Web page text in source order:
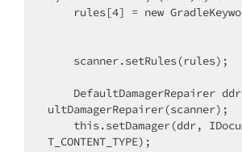
ultDamagerRepairer(scanner);
T_CONTENT_TYPE);